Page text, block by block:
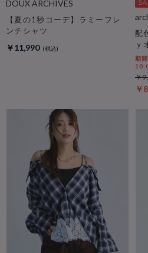
DOUX ARCHIVES
【夏の1秒コーデ】ラミーフレ
ンチシャツ
￥11,990
配
ｙ
期
￥
￥